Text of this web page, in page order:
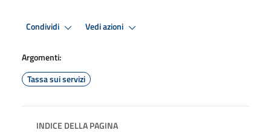
Condividi Vedi azioni
Argomenti:
Tassa sui servizi
INDICE DELLA PAGINA